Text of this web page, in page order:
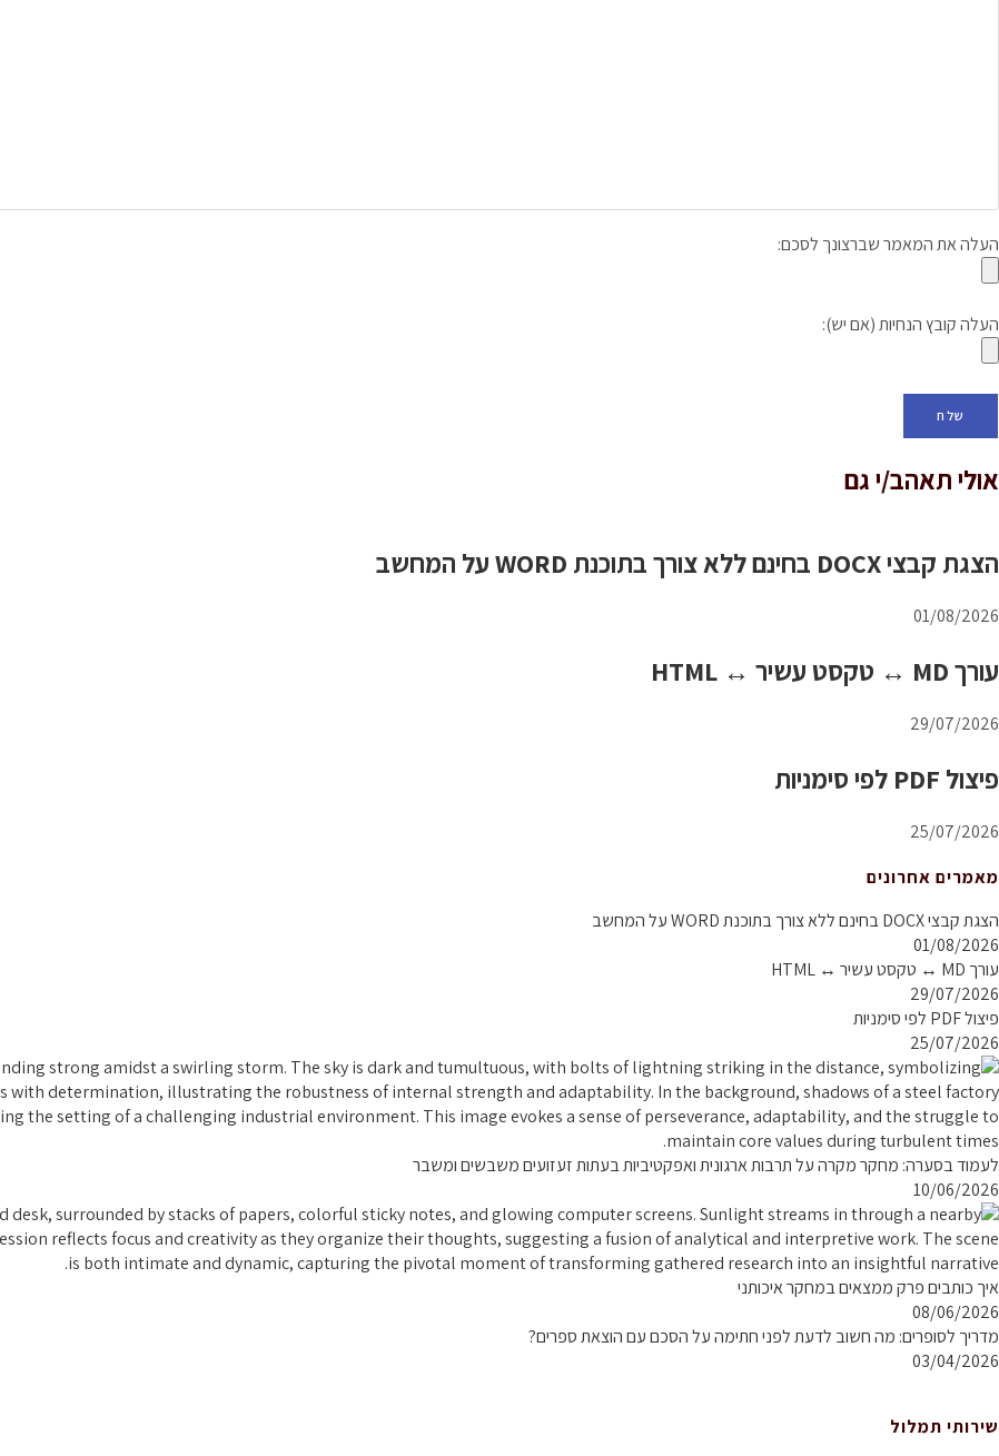
העלה את המאמר שברצונך לסכם:
העלה קובץ הנחיות (אם יש):
אולי תאהב/י גם
הצגת קבצי DOCX בחינם ללא צורך בתוכנת WORD על המחשב
01/08/2026
עורך MD ↔ טקסט עשיר ↔ HTML
29/07/2026
פיצול PDF לפי סימניות
25/07/2026
מאמרים אחרונים
הצגת קבצי DOCX בחינם ללא צורך בתוכנת WORD על המחשב
01/08/2026
עורך MD ↔ טקסט עשיר ↔ HTML
29/07/2026
פיצול PDF לפי סימניות
25/07/2026
לעמוד בסערה: מחקר מקרה על תרבות ארגונית ואפקטיביות בעתות זעזועים משבשים ומשבר
10/06/2026
איך כותבים פרק ממצאים במחקר איכותני
08/06/2026
מדריך לסופרים: מה חשוב לדעת לפני חתימה על הסכם עם הוצאת ספרים?
03/04/2026
שירותי תמלול